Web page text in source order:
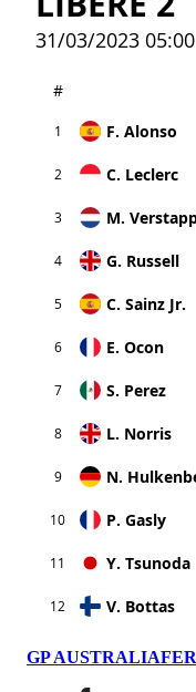
GP AUSTRALIA